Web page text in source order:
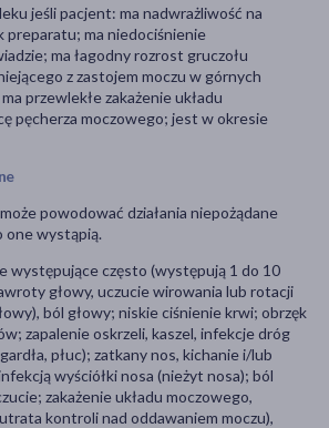
jeśli pacjent: ma nadwrażliwość na
preparatu; ma niedociśnienie
ma łagodny rozrost gruczołu
z zastojem moczu w górnych
przewlekłe zakażenie układu
pęcherza moczowego; jest w okresie
powodować działania niepożądane
one wystąpią.
występujące często (występują 1 do 10
głowy, uczucie wirowania lub rotacji
ból głowy; niskie ciśnienie krwi; obrzęk
zapalenie oskrzeli, kaszel, infekcje dróg
płuc); zatkany nos, kichanie i/lub
wyściółki nosa (nieżyt nosa); ból
zakażenie układu moczowego,
kontroli nad oddawaniem moczu),